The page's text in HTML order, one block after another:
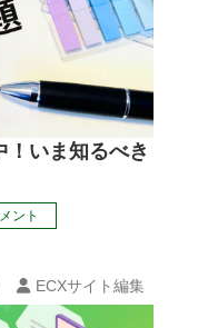
！いま知るべき
ント
ECXサイト編集